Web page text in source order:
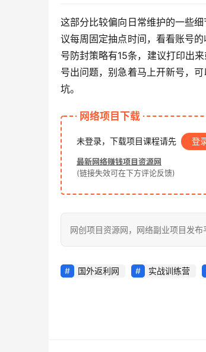
这部分比较偏向日常维护的一些
议每周固定抽点时间，看看账号
号防封策略有15条，建议打印出
号出问题，别急着马上开新号，
坑。
网络项目下载
未登录，下载项目课程请先 登
最新网络赚钱项目资源网
(链接失效可在下方评论反馈)
网创项目资源网，网络副业项目发
国外返利网 实战训练营